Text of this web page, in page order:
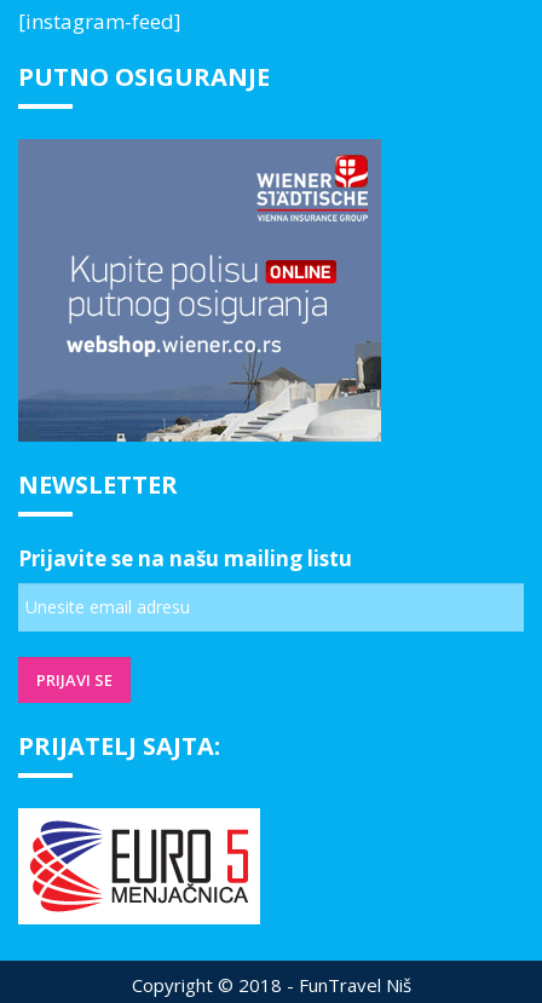
[instagram-feed]
PUTNO OSIGURANJE
NEWSLETTER
Prijavite se na našu mailing listu
PRIJATELJ SAJTA:
Copyright © 2018 - FunTravel Niš